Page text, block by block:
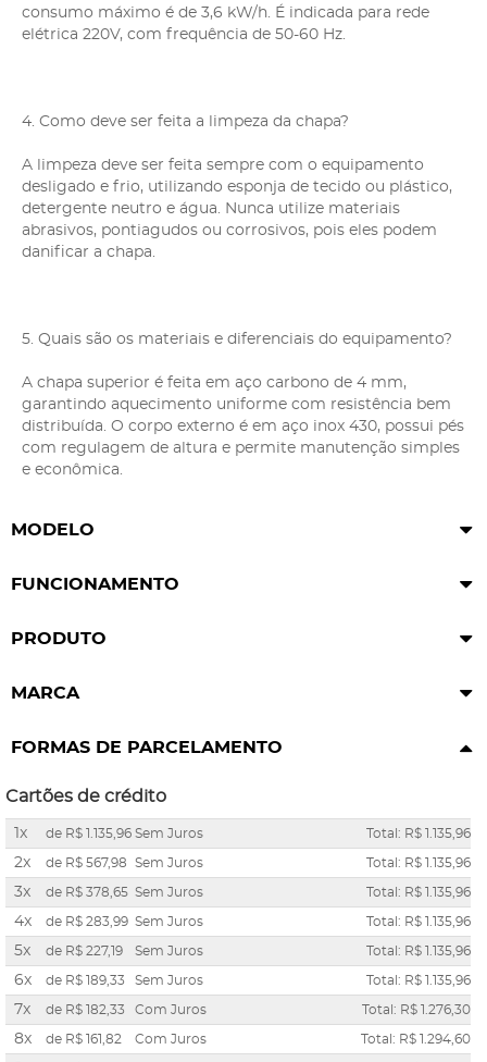
consumo máximo é de 3,6 kW/h. É indicada para rede
elétrica 220V, com frequência de 50-60 Hz.
4. Como deve ser feita a limpeza da chapa?
A limpeza deve ser feita sempre com o equipamento
desligado e frio, utilizando esponja de tecido ou plástico,
detergente neutro e água. Nunca utilize materiais
abrasivos, pontiagudos ou corrosivos, pois eles podem
danificar a chapa.
5. Quais são os materiais e diferenciais do equipamento?
A chapa superior é feita em aço carbono de 4 mm,
garantindo aquecimento uniforme com resistência bem
distribuída. O corpo externo é em aço inox 430, possui pés
com regulagem de altura e permite manutenção simples
e econômica.
MODELO
FUNCIONAMENTO
PRODUTO
MARCA
FORMAS DE PARCELAMENTO
Cartões de crédito
1x de R$ 1.135,96 Sem Juros Total: R$ 1.135,96
2x de R$ 567,98 Sem Juros Total: R$ 1.135,96
3x de R$ 378,65 Sem Juros Total: R$ 1.135,96
4x de R$ 283,99 Sem Juros Total: R$ 1.135,96
5x de R$ 227,19 Sem Juros Total: R$ 1.135,96
6x de R$ 189,33 Sem Juros Total: R$ 1.135,96
7x de R$ 182,33 Com Juros Total: R$ 1.276,30
8x de R$ 161,82 Com Juros Total: R$ 1.294,60